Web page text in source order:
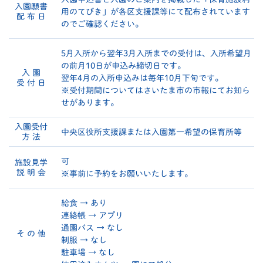
入園願書
配 布 日
用のてびき」が各区支援課等にて配布されています
のでご確認ください。
入 園
受 付 日
5月入所から翌年3月入所までの受付は、入所希望月
の前月10日が申込み締切日です。
翌年4月の入所申込みは毎年10月下旬です。
※受付期間についてはさいたま市の市報にてお知ら
せがあります。
入園受付
方 法
中央区役所支援課または入園第一希望の保育所等
施設見学
説 明 会
可
※事前に予約をお願いいたします。
そ の 他
給食 → あり
連絡帳 → アプリ
通園バス → なし
制服 → なし
駐車場 → なし